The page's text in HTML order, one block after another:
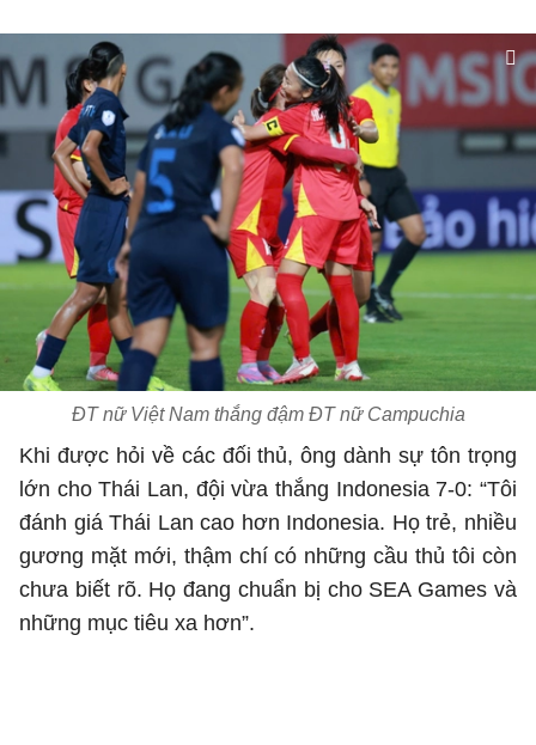
ĐT nữ Việt Nam thắng đậm ĐT nữ Campuchia
Khi được hỏi về các đối thủ, ông dành sự tôn trọng
lớn cho Thái Lan, đội vừa thắng Indonesia 7-0: “Tôi
đánh giá Thái Lan cao hơn Indonesia. Họ trẻ, nhiều
gương mặt mới, thậm chí có những cầu thủ tôi còn
chưa biết rõ. Họ đang chuẩn bị cho SEA Games và
những mục tiêu xa hơn”.